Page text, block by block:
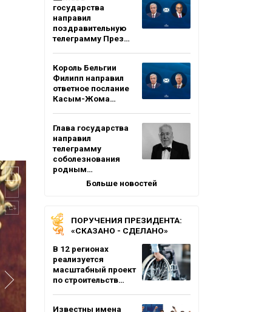
государства
направил
поздравительную
телеграмму През…
Король Бельгии
Филипп направил
ответное послание
Касым-Жома…
Глава государства
направил
телеграмму
соболезнования
родным…
Больше новостей
ПОРУЧЕНИЯ ПРЕЗИДЕНТА:
«СКАЗАНО - СДЕЛАНО»
В 12 регионах
реализуется
масштабный проект
по строительств…
Известны имена